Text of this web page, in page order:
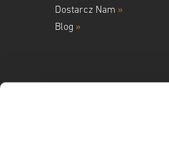
Dostarcz Nam »
Blog »